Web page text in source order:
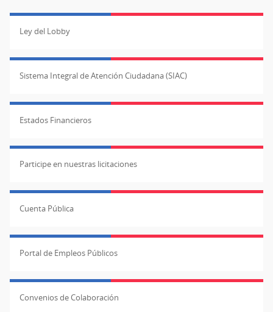
Ley del Lobby
Sistema Integral de Atención Ciudadana (SIAC)
Estados Financieros
Participe en nuestras licitaciones
Cuenta Pública
Portal de Empleos Públicos
Convenios de Colaboración